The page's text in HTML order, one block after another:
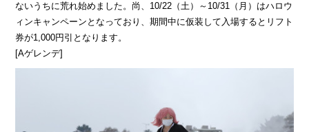
ないうちに荒れ始めました。尚、10/22（土）～10/31（月）はハロウ
ィンキャンペーンとなっており、期間中に仮装して入場するとリフト
券が1,000円引となります。
[Aゲレンデ]